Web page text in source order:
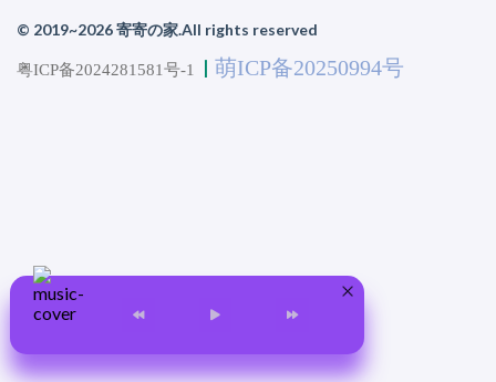
© 2019~2026 寄寄の家.All rights reserved
粤ICP备2024281581号-1 丨 萌ICP备20250994号